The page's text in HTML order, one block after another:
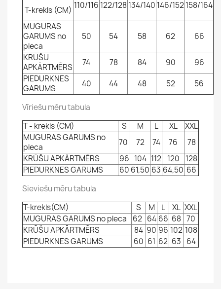
T-krekls (CM) 110/116 122/128 134/140 146/152158/164
MUGURAS
GARUMS no
pleca
50 54 58 62 66
KRŪŠU
APKĀRTMĒRS
74 78 84 90
96
PIEDURKNES
GARUMS
40 44 48 52 56
Vīriešu mēru tabula
T - krekls (CM)
S M L XL
XXL
MUGURAS GARUMS no
pleca
70 72 74 76
78
KRŪŠU APKĀRTMĒRS
96 104 112 120
128
PIEDURKNES GARUMS
60 61,50 63 64,50 66
Sieviešu mēru tabula
T-krekls(CM)
S M L XL XXL
MUGURAS GARUMS no pleca
62 64 66 68 70
KRŪŠU APKĀRTMĒRS
84 90 96 102 108
PIEDURKNES GARUMS
60 61 62 63 64